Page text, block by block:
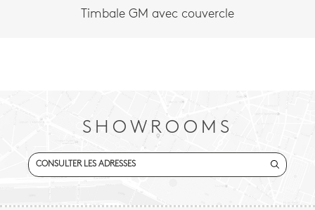
Timbale GM avec couvercle
SHOWROOMS
CONSULTER LES ADRESSES